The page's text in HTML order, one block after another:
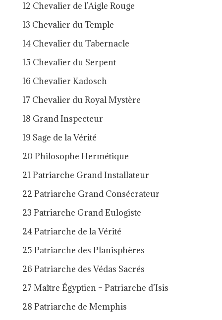
12 Chevalier de l’Aigle Rouge
13 Chevalier du Temple
14 Chevalier du Tabernacle
15 Chevalier du Serpent
16 Chevalier Kadosch
17 Chevalier du Royal Mystère
18 Grand Inspecteur
19 Sage de la Vérité
20 Philosophe Hermétique
21 Patriarche Grand Installateur
22 Patriarche Grand Consécrateur
23 Patriarche Grand Eulogiste
24 Patriarche de la Vérité
25 Patriarche des Planisphères
26 Patriarche des Védas Sacrés
27 Maître Égyptien – Patriarche d’Isis
28 Patriarche de Memphis